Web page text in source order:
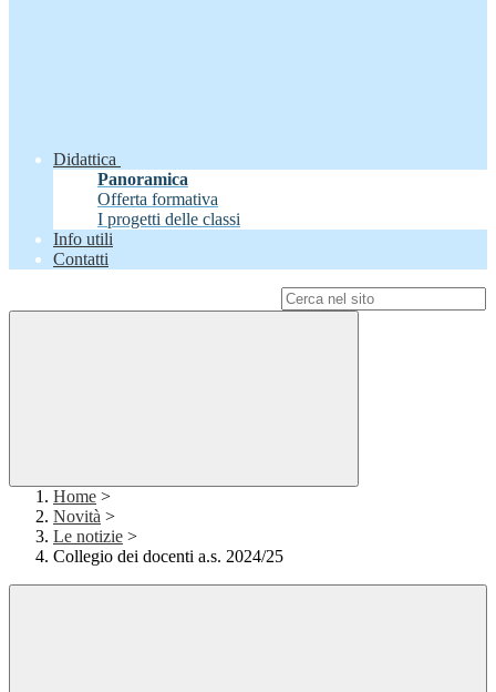
Didattica
Panoramica
Offerta formativa
I progetti delle classi
Info utili
Contatti
Home >
Novità >
Le notizie >
Collegio dei docenti a.s. 2024/25